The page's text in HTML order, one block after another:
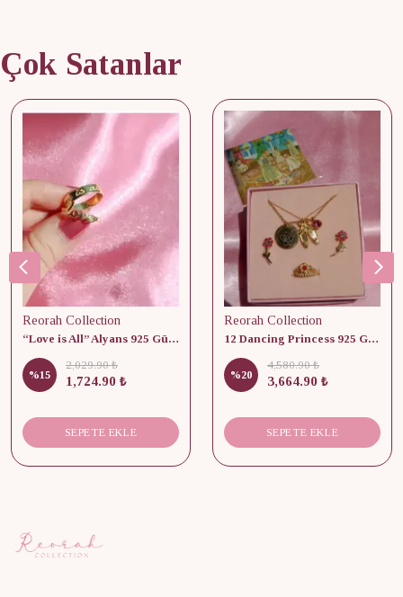
Çok Satanlar
Reorah Collection
“Love is All” Alyans 925 Gümüş - Medium Beden
%15
2,029.90 ₺
1,724.90 ₺
SEPETE EKLE
Reorah Collection
12 Dancing Princess 925 Gümüş/ Kolye, Küpe ve Yüzük Set
%20
4,580.90 ₺
3,664.90 ₺
SEPETE EKLE